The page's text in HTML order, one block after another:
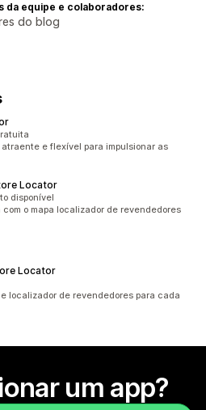
da equipe e colaboradores:
do blog
e flexível para impulsionar as
Locator
disponível
o mapa localizador de revendedores
Locator
localizador de revendedores para cada
um app?